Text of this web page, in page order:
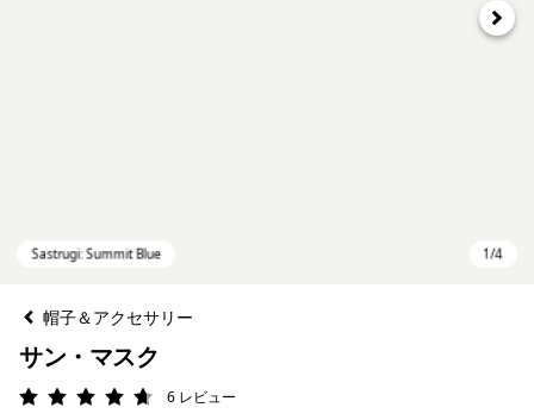
次へ
帽子＆アクセサリー
サン・マスク
評価: 4.7 / 5
6 レビュー